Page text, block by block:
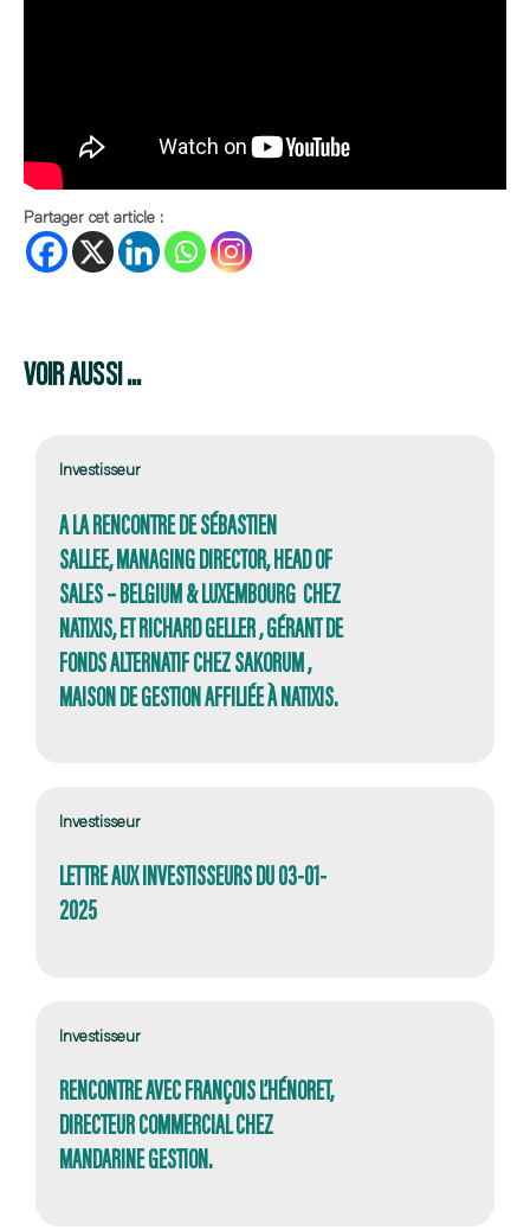
Partager cet article :
VOIR AUSSI ...
Investisseur
A LA RENCONTRE DE SÉBASTIEN
SALLEE, MANAGING DIRECTOR, HEAD OF
SALES – BELGIUM & LUXEMBOURG CHEZ
NATIXIS, ET RICHARD GELLER , GÉRANT DE
FONDS ALTERNATIF CHEZ SAKORUM ,
MAISON DE GESTION AFFILIÉE À NATIXIS.
Investisseur
LETTRE AUX INVESTISSEURS DU 03-01-
2025
Investisseur
RENCONTRE AVEC FRANÇOIS L’HÉNORET,
DIRECTEUR COMMERCIAL CHEZ
MANDARINE GESTION.